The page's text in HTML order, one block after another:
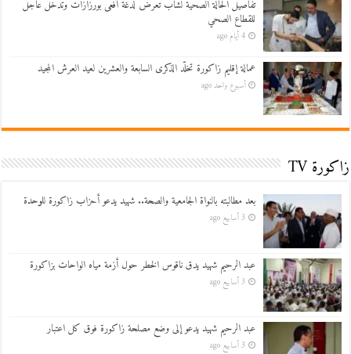
تفاصيل الحالة الصحية لشاب تعرض لدغة أفعى بورزازات وتدخل عاجل
للقطاع الصحي
4 أيام ago
عمالة إقليم زاكورة تخلّد الذكرى السابعة والعشرين لعيد العرش المجيد
أسبوع واحد ago
زاكورة TV
بعد مطالبته بالنواة الجامعية والصحة.. شهيد يدعو أحزاب زاكورة للوحدة
3 أسابيع ago
عبد الرحيم شهيد يدق ناقوس الخطر حول أزمة مياه الواحات بزاكورة
3 أسابيع ago
عبد الرحيم شهيد يدعو إلى وضع مصلحة زاكورة فوق كل اعتبار
3 أسابيع ago